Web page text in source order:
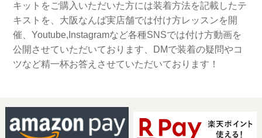
キットをご購入いただいた方には装着方法を記載したテ
キストを、大阪なんば実店舗では付け方レッスンを開
催、Youtube,Instagramなど各種SNSでは付け方動画を
公開させていただいております、DMで装着の疑問やコ
ツなど精一杯お答えさせていただいております！